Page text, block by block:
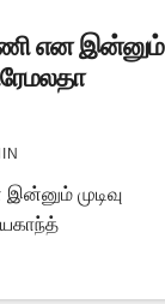
என இன்னும்
முடிவு